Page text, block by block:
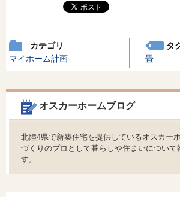
カテゴリ
マイホーム計画
タ
畳
オスカーホームブログ
北陸4県で新築住宅を提供しているオスカー
づくりのプロとして暮らしや住まいについて
す。